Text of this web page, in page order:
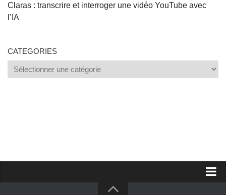
Claras : transcrire et interroger une vidéo YouTube avec
l’IA
CATEGORIES
Categories